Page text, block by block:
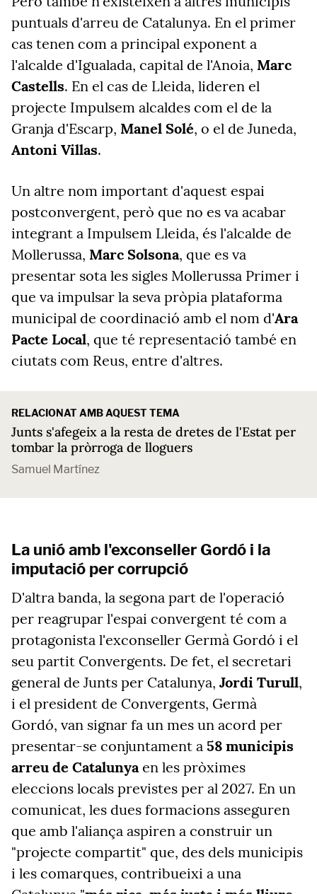
puntuals d'arreu de Catalunya. En el primer
cas tenen com a principal exponent a
l'alcalde d'Igualada, capital de l'Anoia, Marc
Castells. En el cas de Lleida, lideren el
projecte Impulsem alcaldes com el de la
Granja d'Escarp, Manel Solé, o el de Juneda,
Antoni Villas.
Un altre nom important d'aquest espai
postconvergent, però que no es va acabar
integrant a Impulsem Lleida, és l'alcalde de
Mollerussa, Marc Solsona, que es va
presentar sota les sigles Mollerussa Primer i
que va impulsar la seva pròpia plataforma
municipal de coordinació amb el nom d'Ara
Pacte Local, que té representació també en
ciutats com Reus, entre d'altres.
RELACIONAT AMB AQUEST TEMA
Junts s'afegeix a la resta de dretes de l'Estat per
tombar la pròrroga de lloguers
Samuel Martínez
La unió amb l'exconseller Gordó i la
imputació per corrupció
D'altra banda, la segona part de l'operació
per reagrupar l'espai convergent té com a
protagonista l'exconseller Germà Gordó i el
seu partit Convergents. De fet, el secretari
general de Junts per Catalunya, Jordi Turull,
i el president de Convergents, Germà
Gordó, van signar fa un mes un acord per
presentar-se conjuntament a 58 municipis
arreu de Catalunyaen les pròximes
eleccions locals previstes per al 2027. En un
comunicat, les dues formacions asseguren
que amb l'aliança aspiren a construir un
"projecte compartit" que, des dels municipis
i les comarques, contribueixi a una